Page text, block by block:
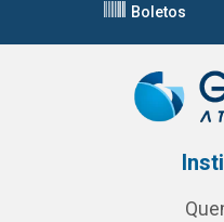
Boletos